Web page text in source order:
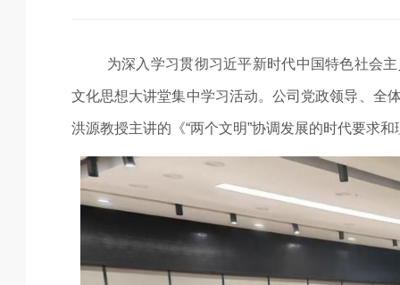
为深入学习贯彻习近平新时代中国特色社会
文化思想大讲堂集中学习活动。公司党政领导、全
洪源教授主讲的《“两个文明”协调发展的时代要求